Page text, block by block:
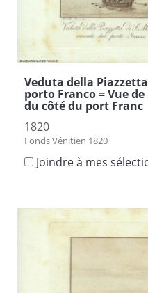
Veduta della
porto Franco = Vue
du côté du port Franc
1820
Fonds Vénitien 1820
Joindre à mes